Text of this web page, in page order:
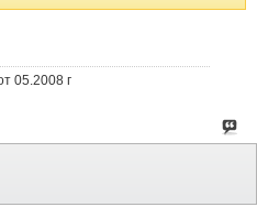
05.2008 г